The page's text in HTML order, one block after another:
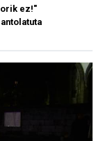
ez!"